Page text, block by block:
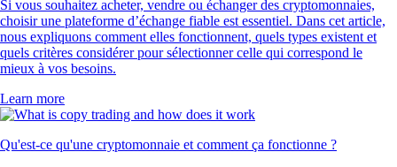
Si vous souhaitez acheter, vendre ou échanger des cryptomonnaies,
choisir une plateforme d’échange fiable est essentiel. Dans cet article,
nous expliquons comment elles fonctionnent, quels types existent et
quels critères considérer pour sélectionner celle qui correspond le
mieux à vos besoins.
Learn more
Qu'est-ce qu'une cryptomonnaie et comment ça fonctionne ?